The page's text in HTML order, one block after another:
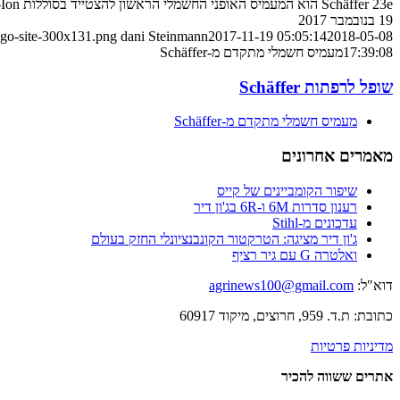
Schäffer 23e הוא המעמיס האופני החשמלי הראשון להצטייד בסוללות Lithium-Ion מתקדמות
19 בנובמבר 2017
site-300x131.png dani Steinmann2017-11-19 05:05:142018-05-08
17:39:08מעמיס חשמלי מתקדם מ-Schäffer
שופל לרפתות Schäffer
מעמיס חשמלי מתקדם מ-Schäffer
מאמרים אחרונים
שיפור הקומביינים של קייס
רענון סדרות 6M ו-6R בג'ון דיר
עדכונים מ-Stihl
ג'ון דיר מציגה: הטרקטור הקונבנציונלי החזק בעולם
ואלטרה G עם גיר רציף
דוא"ל: agrinews100@gmail.com
כתובת: ת.ד. 959, חרוצים, מיקוד 60917
מדיניות פרטיות
אתרים ששווה להכיר